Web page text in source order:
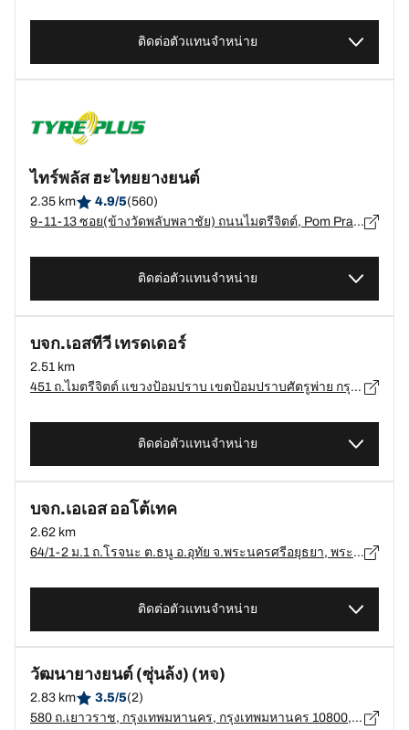
ติดต่อตัวแทนจำหน่าย
ไทร์พลัส ฮะไทยยางยนต์
2.35 km 4.9/5(560)
9-11-13 ซอย(ข้างวัดพลับพลาชัย) ถนนไมตรีจิตต์, Pom Prap Sattru Phai, Pom Prap Sattru Phai, กรุงเทพมหานคร - 10100
ติดต่อตัวแทนจำหน่าย
บจก.เอสทีวี เทรดเดอร์
2.51 km
451 ถ.ไมตรีจิตต์ แขวงป้อมปราบ เขตป้อมปราบศัตรูพ่าย กรุงเทพมหานคร, กรุงเทพมหานคร - 10100
ติดต่อตัวแทนจำหน่าย
บจก.เอเอส ออโต้เทค
2.62 km
64/1-2 ม.1 ถ.โรจนะ ต.ธนู อ.อุทัย จ.พระนครศรีอยุธยา, พระนครศรีอยุธยา - 13000
ติดต่อตัวแทนจำหน่าย
วัฒนายางยนต์ (ซุ่นล้ง) (หจ)
2.83 km 3.5/5(2)
580 ถ.เยาวราช, กรุงเทพมหานคร, กรุงเทพมหานคร 10800, กรุงเทพมหานคร - 10800